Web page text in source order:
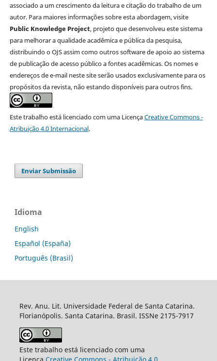
associado a um crescimento da leitura e citação do trabalho de um
autor. Para maiores informações sobre esta abordagem, visite
Public Knowledge Project, projeto que desenvolveu este sistema
para melhorar a qualidade acadêmica e pública da pesquisa,
distribuindo o OJS assim como outros software de apoio ao sistema
de publicação de acesso público a fontes acadêmicas. Os nomes e
endereços de e-mail neste site serão usados exclusivamente para os
propósitos da revista, não estando disponíveis para outros fins.
Este trabalho está licenciado com uma LicençaCreative Commons -
Atribuição 4.0 Internacional.
Enviar Submissão
Idioma
English
Español (España)
Português (Brasil)
Rev. Anu. Lit. Universidade Federal de Santa Catarina.
Florianópolis. Santa Catarina. Brasil. ISSNe 2175-7917
Este trabalho está licenciado com uma
Licença Creative Commons - Atribuição 4.0